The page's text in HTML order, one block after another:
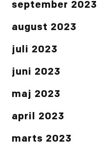
september 2023
august 2023
juli 2023
juni 2023
maj 2023
april 2023
marts 2023